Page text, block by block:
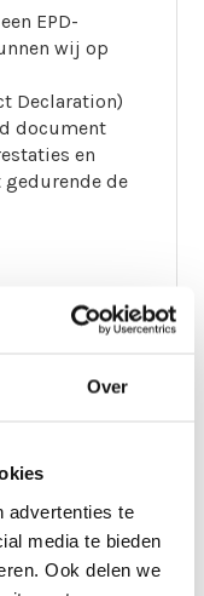
Over
advertenties te
media te bieden
Ook delen we
EPD-
wij op
Declaration)
document
en
de